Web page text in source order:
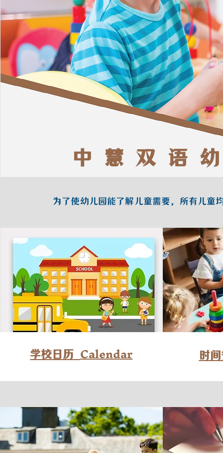
中 慧 双 语
为了使幼儿园能了解儿童需要，所有儿童
学校日历 Calendar 时